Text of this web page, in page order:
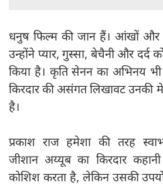
धनुष फिल्म की जान हैं। आंखों और
उन्होंने प्यार, गुस्सा, बेचैनी और दर्द
किया है। कृति सेनन का अभिनय
किरदार की असंगत लिखावट उनकी
है।
प्रकाश राज हमेशा की तरह
जीशान अय्यूब का किरदार
कोशिश करता है, लेकिन उसकी